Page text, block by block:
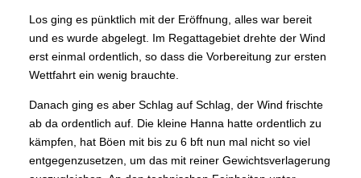
Los ging es pünktlich mit der Eröffnung, alles war bereit
und es wurde abgelegt. Im Regattagebiet drehte der Wind
erst einmal ordentlich, so dass die Vorbereitung zur ersten
Wettfahrt ein wenig brauchte.
Danach ging es aber Schlag auf Schlag, der Wind frischte
ab da ordentlich auf. Die kleine Hanna hatte ordentlich zu
kämpfen, hat Böen mit bis zu 6 bft nun mal nicht so viel
entgegenzusetzen, um das mit reiner Gewichtsverlagerung